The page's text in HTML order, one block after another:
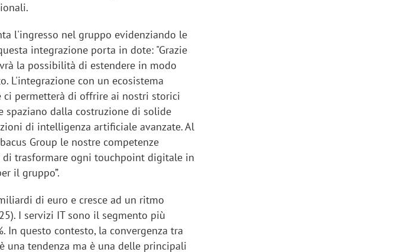
l'ingresso nel gruppo evidenziando le
integrazione porta in dote: "Grazie
la possibilità di estendere in modo
L'integrazione con un ecosistema
permetterà di offrire ai nostri storici
spaziano dalla costruzione di solide
di intelligenza artificiale avanzate. Al
Group le nostre competenze
trasformare ogni touchpoint digitale in
il gruppo”.
di euro e cresce ad un ritmo
I servizi IT sono il segmento più
In questo contesto, la convergenza tra
tendenza ma è una delle principali